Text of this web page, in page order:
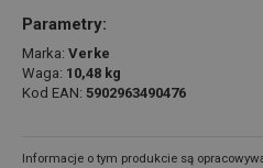
Parametry:
Marka: Verke
Waga: 10,48 kg
Kod EAN: 5902963490476
Informacje o tym produkcie są